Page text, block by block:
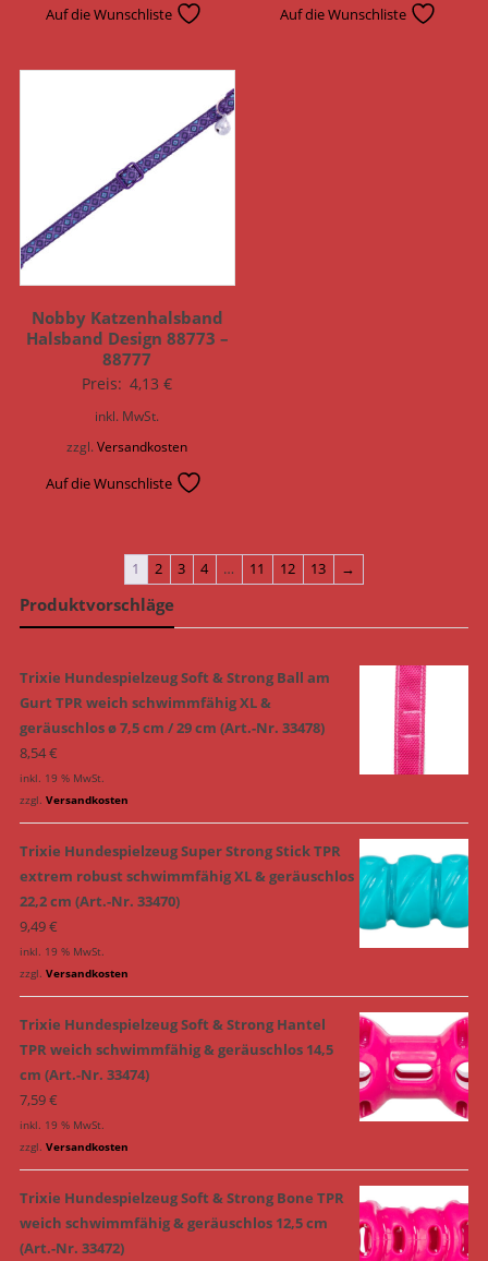
Auf die Wunschliste Auf die Wunschliste
Nobby Katzenhalsband
Halsband Design 88773 –
88777
Preis: 4,13€
inkl. MwSt.
zzgl.Versandkosten
Auf die Wunschliste
1 2 3 4 … 11 12 13 →
Produktvorschläge
Trixie Hundespielzeug Soft & Strong Ball am
Gurt TPR weich schwimmfähig XL &
geräuschlos ø 7,5 cm / 29 cm (Art.-Nr. 33478)
8,54€
inkl. 19 % MwSt.
zzgl. Versandkosten
Trixie Hundespielzeug Super Strong Stick TPR
extrem robust schwimmfähig XL & geräuschlos
22,2 cm (Art.-Nr. 33470)
9,49€
inkl. 19 % MwSt.
zzgl. Versandkosten
Trixie Hundespielzeug Soft & Strong Hantel
TPR weich schwimmfähig & geräuschlos 14,5
cm (Art.-Nr. 33474)
7,59€
inkl. 19 % MwSt.
zzgl. Versandkosten
Trixie Hundespielzeug Soft & Strong Bone TPR
weich schwimmfähig & geräuschlos 12,5 cm
(Art.-Nr. 33472)